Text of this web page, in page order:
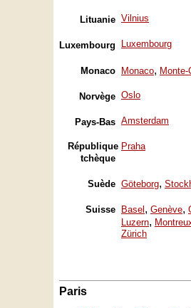
Lituanie Vilnius
Luxembourg Luxembourg
Monaco Monaco, Monte-
Norvège Oslo
Pays-Bas Amsterdam
République
tchèque
Praha
Suède Göteborg,
Suisse Basel , Genève,
Luzern,
Zürich
Paris